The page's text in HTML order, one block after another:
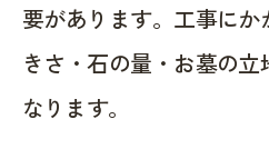
要があります。工事に
きさ・石の量・お墓の
なります。